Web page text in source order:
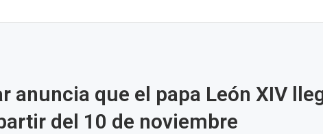
anuncia que el papa León XIV
del 10 de noviembre